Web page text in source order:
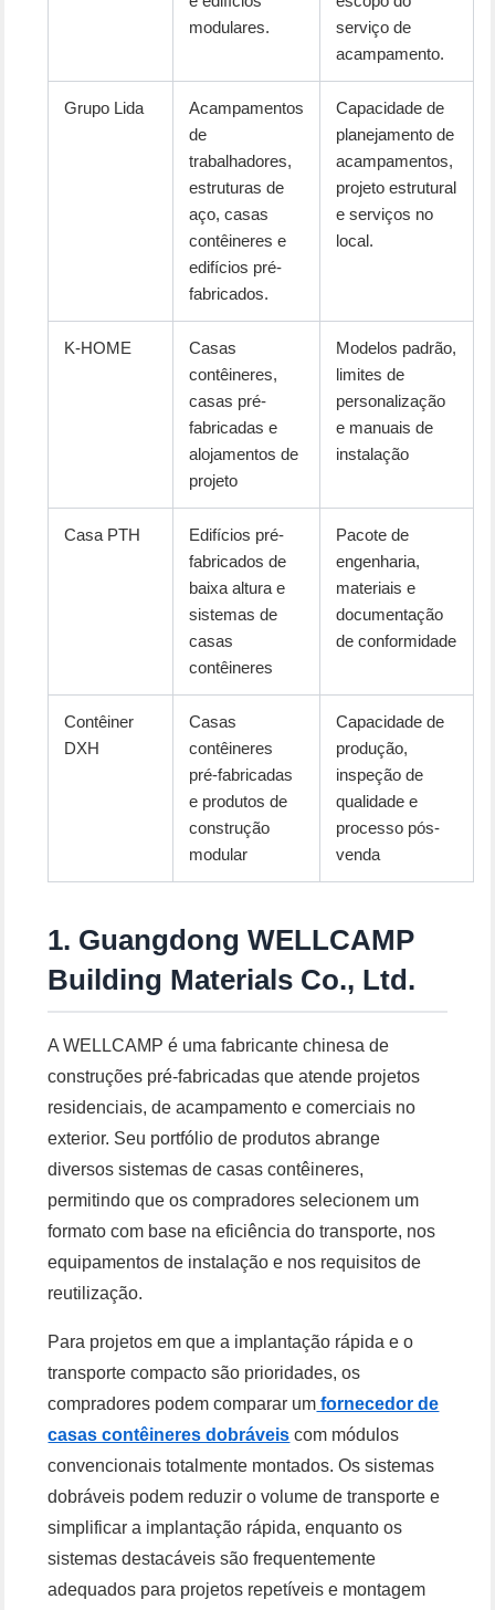
modulares.
serviço de
acampamento.
Grupo Lida
Acampamentos
de
trabalhadores,
estruturas de
aço, casas
contêineres e
edifícios pré-
fabricados.
Capacidade de
planejamento de
acampamentos,
projeto estrutural
e serviços no
local.
K-HOME
Casas
contêineres,
casas pré-
fabricadas e
alojamentos de
projeto
Modelos padrão,
limites de
personalização
e manuais de
instalação
Casa PTH
Edifícios pré-
fabricados de
baixa altura e
sistemas de
casas
contêineres
Pacote de
engenharia,
materiais e
documentação
de conformidade
Contêiner
DXH
Casas
contêineres
pré-fabricadas
e produtos de
construção
modular
Capacidade de
produção,
inspeção de
qualidade e
processo pós-
venda
1. Guangdong WELLCAMP
Building Materials Co., Ltd.
A WELLCAMP é uma fabricante chinesa de
construções pré-fabricadas que atende projetos
residenciais, de acampamento e comerciais no
exterior. Seu portfólio de produtos abrange
diversos sistemas de casas contêineres,
permitindo que os compradores selecionem um
formato com base na eficiência do transporte, nos
equipamentos de instalação e nos requisitos de
reutilização.
Para projetos em que a implantação rápida e o
transporte compacto são prioridades, os
compradores podem comparar um fornecedor de
casas contêineres dobráveis com módulos
convencionais totalmente montados. Os sistemas
dobráveis ​​podem reduzir o volume de transporte e
simplificar a implantação rápida, enquanto os
sistemas destacáveis ​​são frequentemente
adequados para projetos repetíveis e montagem